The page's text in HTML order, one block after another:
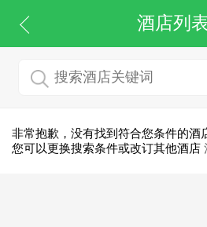
酒店列
非常抱歉，没有找到符合您条件的酒
您可以更换搜索条件或改订其他酒店